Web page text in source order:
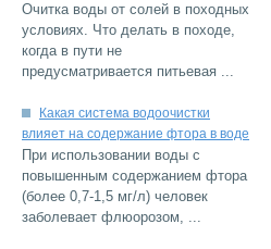
Очитка воды от солей в походных
условиях. Что делать в походе,
когда в пути не
...
Какая система водоочистки
При использовании воды с
повышенным содержанием фтора
(более 0,7-1,5 мг/л) человек
...